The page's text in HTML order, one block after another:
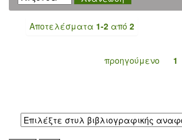
Αποτελέσματα 1-2 από 2
προηγούμενο 1